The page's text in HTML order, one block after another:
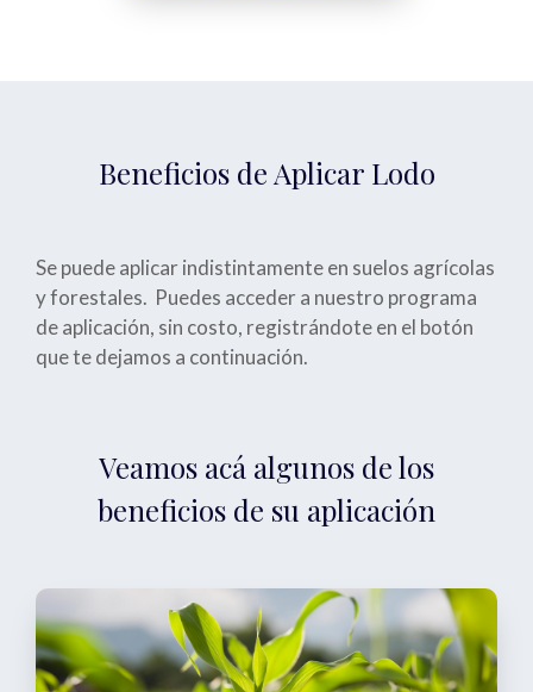
Beneficios de Aplicar Lodo
Se puede aplicar indistintamente en suelos agrícolas
y forestales. Puedes acceder a nuestro programa
de aplicación, sin costo, registrándote en el botón
que te dejamos a continuación.
Veamos acá algunos de los
beneficios de su aplicación